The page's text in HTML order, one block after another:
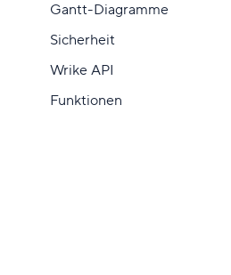
Gantt-Diagramme
Sicherheit
Wrike API
Funktionen